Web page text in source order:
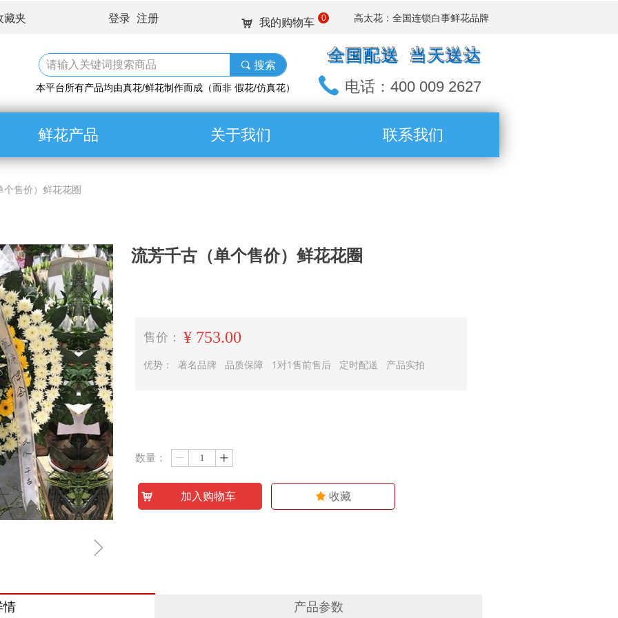
끠 搜索
鲜花产品 关于我们 联系我们
登录 注册 낙 我的购物车 0 高太花 ：全国连锁白事鲜花品牌
藏夹
本平台所有产品均由真花/鲜花制作而成（而非 假花/仿真花）
全国配送 当天送达
电话：400 009 2627
个售价）鲜花花圈
ꁇ
流芳千古（单个售价）鲜花花圈
售价： ¥ 753.00
优势： 著名品牌 品质保障 1对1售前售后 定时配送 产品实拍
끄 收藏
数量： ꄷ ꄸ
情 产品参数
낙 加入购物车